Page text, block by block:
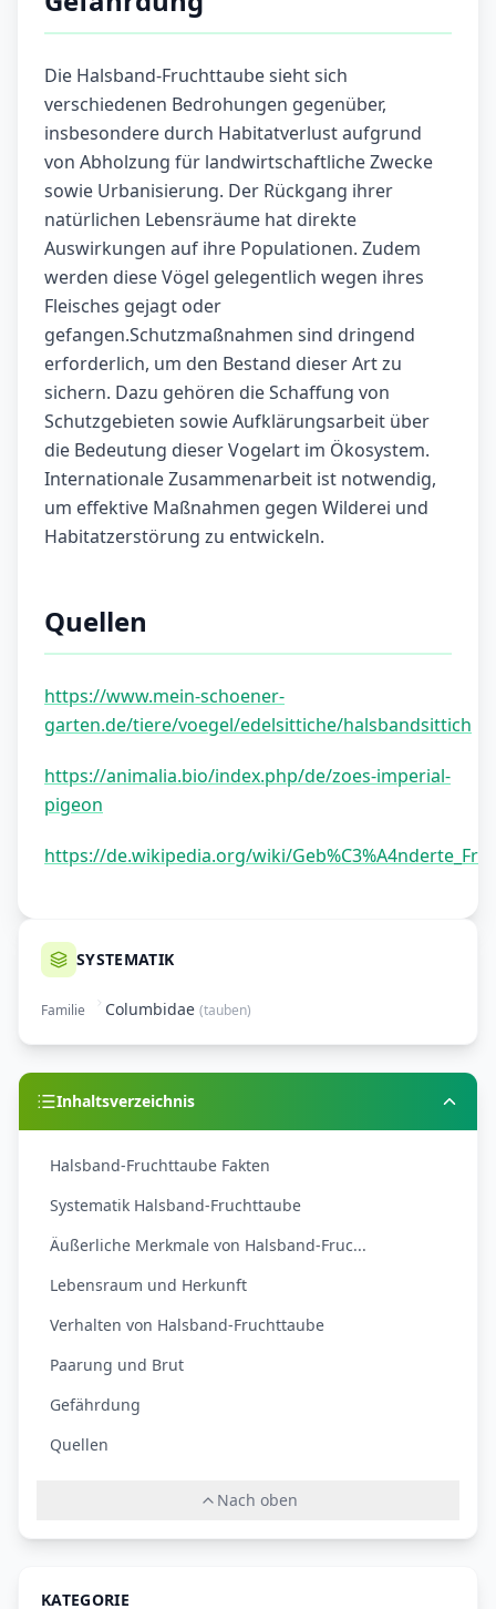
Die Halsband-Fruchttaube sieht sich
verschiedenen Bedrohungen gegenüber,
insbesondere durch Habitatverlust aufgrund
von Abholzung für landwirtschaftliche Zwecke
sowie Urbanisierung. Der Rückgang ihrer
natürlichen Lebensräume hat direkte
Auswirkungen auf ihre Populationen. Zudem
werden diese Vögel gelegentlich wegen ihres
Fleisches gejagt oder
gefangen.Schutzmaßnahmen sind dringend
erforderlich, um den Bestand dieser Art zu
sichern. Dazu gehören die Schaffung von
Schutzgebieten sowie Aufklärungsarbeit über
die Bedeutung dieser Vogelart im Ökosystem.
Internationale Zusammenarbeit ist notwendig,
um effektive Maßnahmen gegen Wilderei und
Habitatzerstörung zu entwickeln.
Quellen
https://www.mein-schoener-
garten.de/tiere/voegel/edelsittiche/halsbandsittich
https://animalia.bio/index.php/de/zoes-imperial-
pigeon
https://de.wikipedia.org/wiki/
SYSTEMATIK
Familie Columbidae (tauben)
Inhaltsverzeichnis
Halsband-Fruchttaube Fakten
Systematik Halsband-Fruchttaube
Äußerliche Merkmale von Halsband-Fruc...
Lebensraum und Herkunft
Verhalten von Halsband-Fruchttaube
Paarung und Brut
Gefährdung
Quellen
Nach oben
KATEGORIE